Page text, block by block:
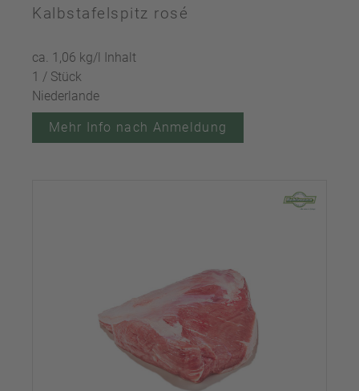
Kalbstafelspitz rosé
ca. 1,06 kg/l Inhalt
1 / Stück
Niederlande
Mehr Info nach Anmeldung